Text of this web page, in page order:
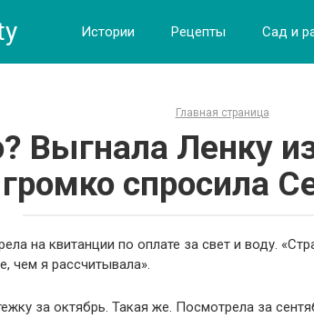
Истории Рецепты Сад и
Главная страница
Выгнала Ленку
громко спросила
на квитанции по оплате за свет и воду.
чем я рассчитывала».
за октябрь. Такая же. Посмотрела за